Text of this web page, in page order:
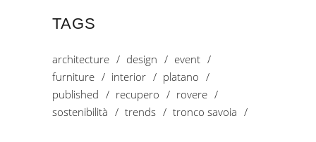
TAGS
architecture design
event
furniture
interior
platano
published
recupero
rovere
sostenibilità
trends tronco savoia